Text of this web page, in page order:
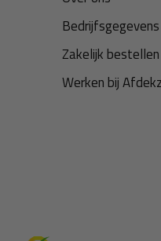
Bedrijfsgegevens
Zakelijk bestellen
Werken bij